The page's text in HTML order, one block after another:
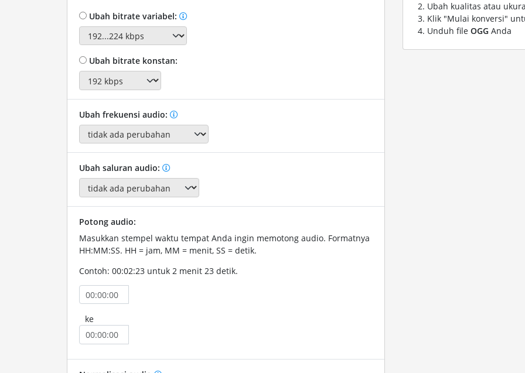
Ubah bitrate variabel:
Ubah bitrate konstan:
Ubah frekuensi audio:
Ubah saluran audio:
Potong audio:
Masukkan stempel waktu tempat Anda ingin memotong audio. Formatnya
HH:MM:SS. HH = jam, MM = menit, SS = detik.
Contoh: 00:02:23 untuk 2 menit 23 detik.
ke
Ubah kualitas atau
Klik "Mulai konversi"
Unduh file OGG Anda